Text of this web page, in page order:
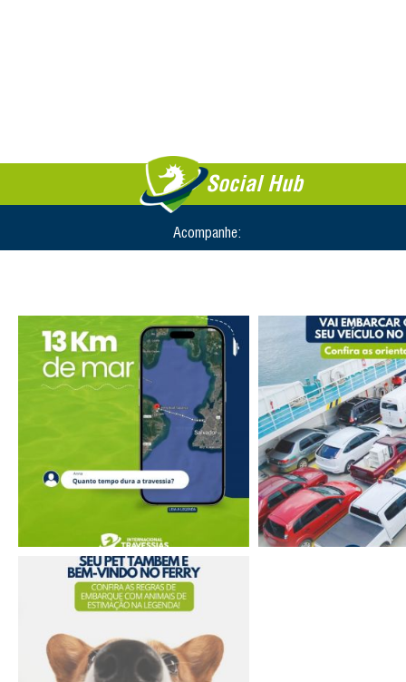
Social Hub
Acompanhe: